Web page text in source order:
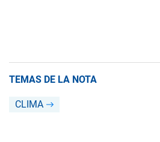
TEMAS DE LA NOTA
CLIMA